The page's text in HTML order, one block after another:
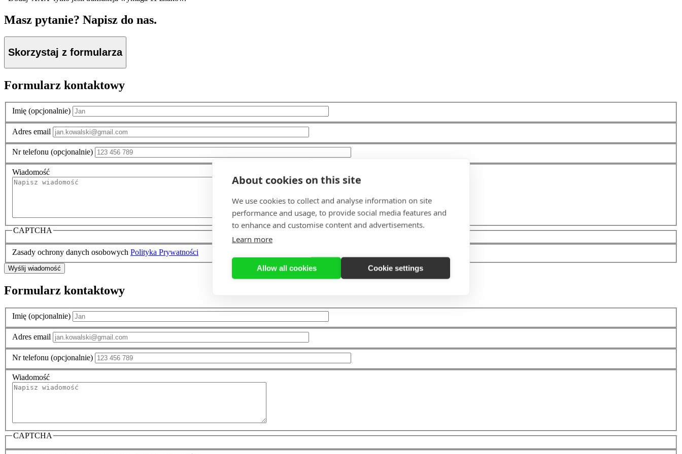
About cookies on this site
We use cookies to collect and analyse information on site
performance and usage, to provide social media features and
to enhance and customise content and advertisements.
Learn more
Allow all cookies Cookie settings
Masz pytanie? Napisz do nas.
Skorzystaj z formularza
Formularz kontaktowy
Imię (opcjonalnie)
Adres email
Nr telefonu (opcjonalnie)
Wiadomość
CAPTCHA
Zasady ochrony danych osobowych Polityka Prywatności
Formularz kontaktowy
Imię (opcjonalnie)
Adres email
Nr telefonu (opcjonalnie)
Wiadomość
CAPTCHA